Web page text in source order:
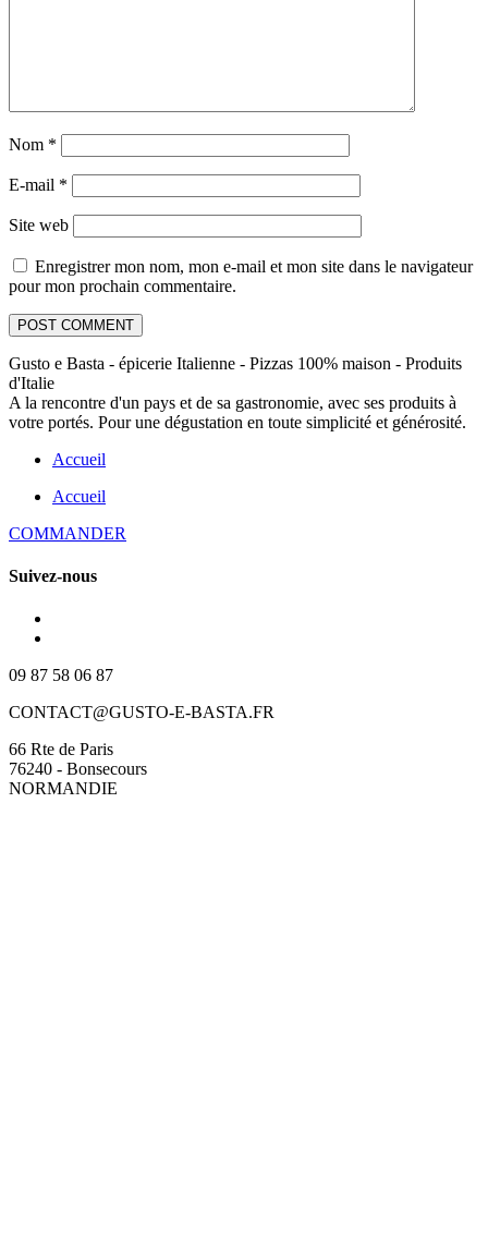
Nom *
E-mail *
Site web
Enregistrer mon nom, mon e-mail et mon site dans le navigateur
pour mon prochain commentaire.
Gusto e Basta - épicerie Italienne - Pizzas 100% maison - Produits
d'Italie
A la rencontre d'un pays et de sa gastronomie, avec ses produits à
votre portés. Pour une dégustation en toute simplicité et générosité.
Accueil
Accueil
COMMANDER
Suivez-nous
09 87 58 06 87
CONTACT@GUSTO-E-BASTA.FR
66 Rte de Paris
76240 - Bonsecours
NORMANDIE